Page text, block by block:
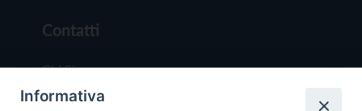
Contatti
Chi Siamo
Redazione
Informativa